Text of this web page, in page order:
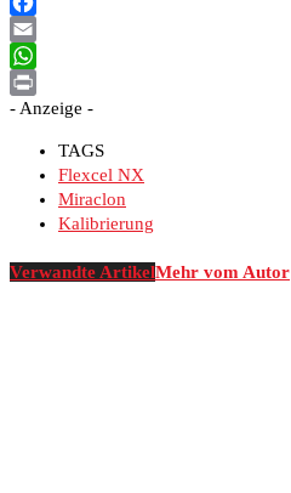
Facebook
Email
WhatsApp
Print
- Anzeige -
TAGS
Flexcel NX
Miraclon
Kalibrierung
Verwandte ArtikelMehr vom Autor